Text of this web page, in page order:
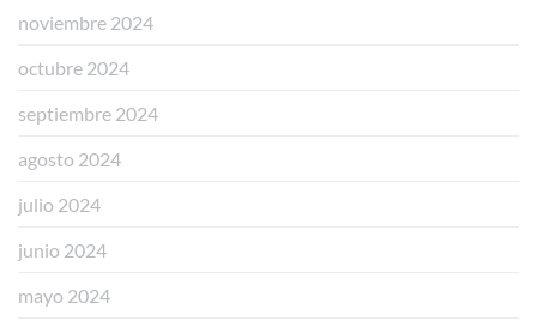
noviembre 2024
octubre 2024
septiembre 2024
agosto 2024
julio 2024
junio 2024
mayo 2024